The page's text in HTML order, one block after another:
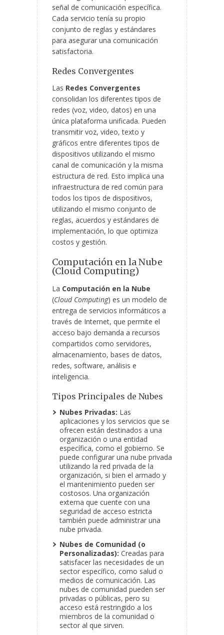
señal de comunicación específica.
Cada servicio tenía su propio
conjunto de reglas y estándares
para asegurar una comunicación
satisfactoria.
Redes Convergentes
Las Redes Convergentes
consolidan los diferentes tipos de
redes (voz, video, datos) en una
única plataforma unificada. Pueden
transmitir voz, video, texto y
gráficos entre diferentes tipos de
dispositivos utilizando el mismo
canal de comunicación y la misma
estructura de red. Esto implica una
infraestructura de red común para
todos los tipos de dispositivos,
utilizando el mismo conjunto de
reglas, acuerdos y estándares de
implementación, lo que optimiza
costos y gestión.
Computación en la Nube
(Cloud Computing)
La Computación en la Nube
(Cloud Computing) es un modelo de
entrega de servicios informáticos a
través de Internet, que permite el
acceso bajo demanda a recursos
compartidos como servidores,
almacenamiento, bases de datos,
redes, software, análisis e
inteligencia.
Tipos Principales de Nubes
Nubes Privadas: Las
aplicaciones y los servicios que se
ofrecen están destinados a una
organización o una entidad
específica, como el gobierno. Se
puede configurar una nube privada
utilizando la red privada de la
organización, si bien el armado y
el mantenimiento pueden ser
costosos. Una organización
externa que cuente con una
seguridad de acceso estricta
también puede administrar una
nube privada.
Nubes de Comunidad (o
Personalizadas): Creadas para
satisfacer las necesidades de un
sector específico, como salud o
medios de comunicación. Las
nubes de comunidad pueden ser
privadas o públicas, pero su
acceso está restringido a los
miembros de la comunidad o
sector al que sirven.